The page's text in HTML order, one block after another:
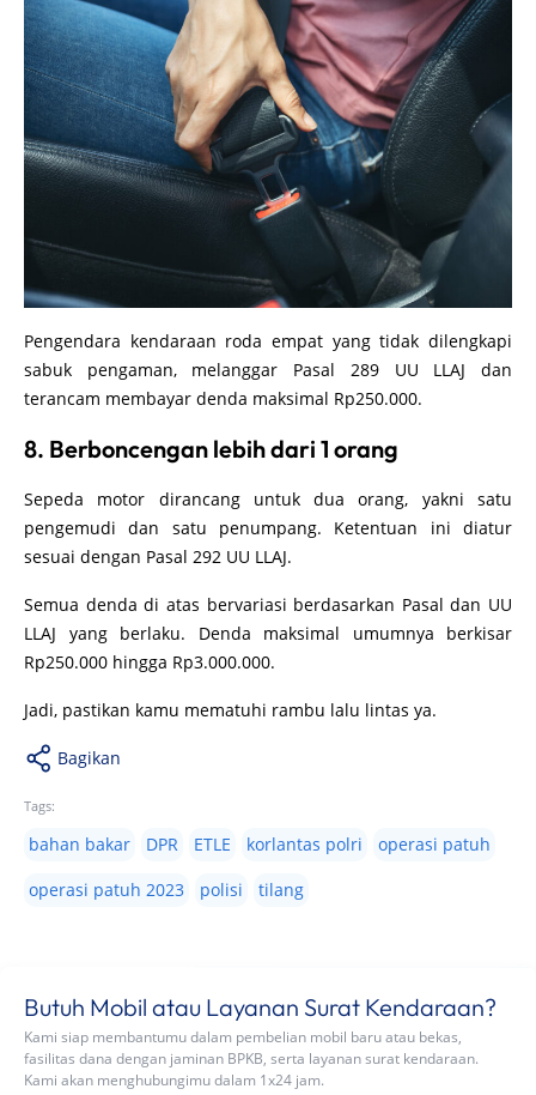
Pengendara kendaraan roda empat yang tidak dilengkapi
sabuk pengaman, melanggar Pasal 289 UU LLAJ dan
terancam membayar denda maksimal Rp250.000.
8. Berboncengan lebih dari 1 orang
Sepeda motor dirancang untuk dua orang, yakni satu
pengemudi dan satu penumpang. Ketentuan ini diatur
sesuai dengan Pasal 292 UU LLAJ.
Semua denda di atas bervariasi berdasarkan Pasal dan UU
LLAJ yang berlaku. Denda maksimal umumnya berkisar
Rp250.000 hingga Rp3.000.000.
Jadi, pastikan kamu mematuhi rambu lalu lintas ya.
Bagikan
Tags:
bahan bakar DPR ETLE korlantas polri
operasi patuh
operasi patuh 2023
polisi tilang
Butuh Mobil atau Layanan Surat Kendaraan?
Kami siap membantumu dalam pembelian mobil baru atau bekas,
fasilitas dana dengan jaminan BPKB, serta layanan surat kendaraan.
Kami akan menghubungimu dalam 1x24 jam.